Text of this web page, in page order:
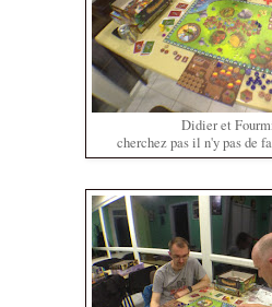
Didier et
cherchez pas il n'y pas de